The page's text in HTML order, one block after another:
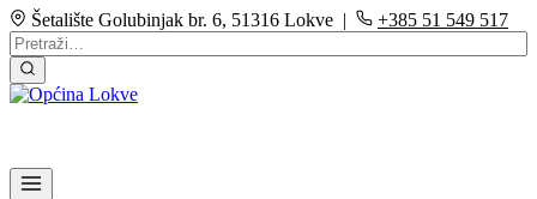
Šetalište Golubinjak br. 6, 51316 Lokve | +385 51 549 517